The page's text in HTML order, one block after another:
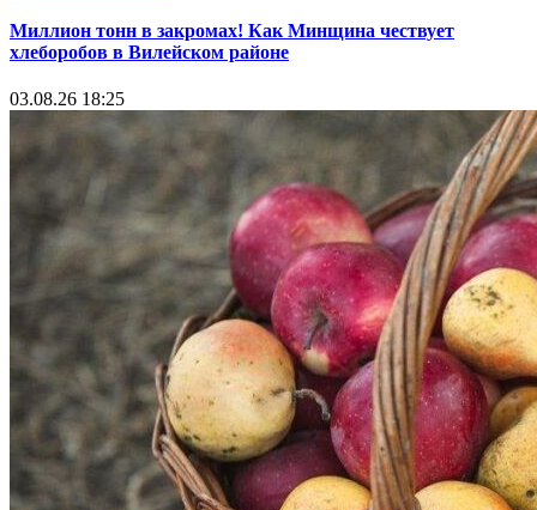
Миллион тонн в закромах! Как Минщина чествует
хлеборобов в Вилейском районе
03.08.26 18:25